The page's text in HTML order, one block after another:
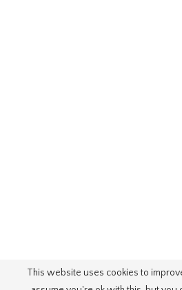
This website uses cookies to